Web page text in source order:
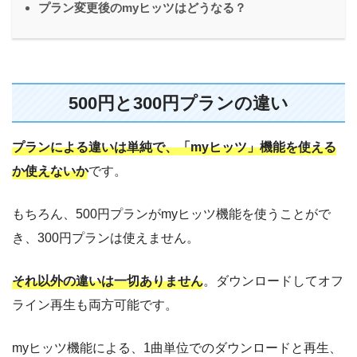
プラン変更後のmyヒッツはどうなる？
500円と300円プランの違い
プランによる違いは単純で、「myヒッツ」機能を使える
か使えないかです。
もちろん、500円プランがmyヒッツ機能を使うことがで
き、300円プランは使えません。
それ以外の違いは一切ありません。ダウンロードしてオフ
ライン再生も両方可能です。
myヒッツ機能による、1曲単位でのダウンロードと再生、